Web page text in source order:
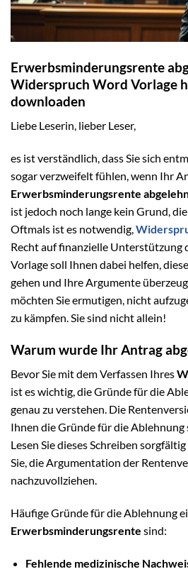
Erwerbsminderungsrente
Widerspruch Word Vorlage
downloaden
Liebe Leserin, lieber Leser,
es ist verständlich, dass Sie sich
sogar verzweifelt fühlen, wenn Ihr
Erwerbsminderungsrente
ist jedoch noch lange kein Grund,
Oftmals ist es notwendig,
Recht auf finanzielle Unterstützung
Vorlage soll Ihnen dabei helfen,
gehen und Ihre Argumente
möchten Sie ermutigen, nicht
zu kämpfen. Sie sind nicht allein!
Warum wurde Ihr Antrag
Bevor Sie mit dem Verfassen Ihres
ist es wichtig, die Gründe für die
genau zu verstehen. Die
Ihnen die Gründe für die
Lesen Sie dieses Schreiben
Sie, die Argumentation der
nachzuvollziehen.
Häufige Gründe für die Ablehnung
Erwerbsminderungsrente sind:
Fehlende medizinische